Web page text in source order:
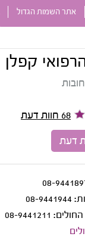
אתר השמות הגדול
קפלן
68 חוות דעת
דעת
08-
08-9441944
08-9441211